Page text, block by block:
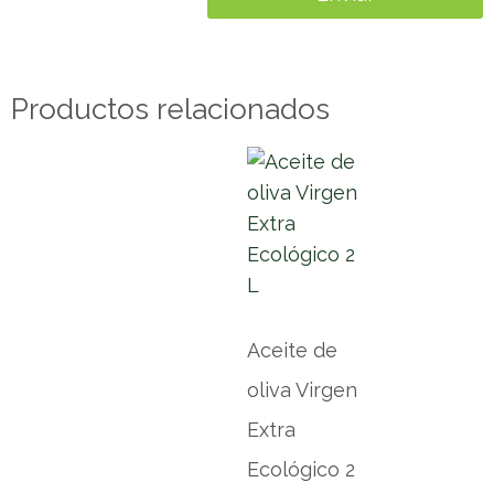
Productos relacionados
Aceite de
oliva Virgen
Extra
Ecológico 2